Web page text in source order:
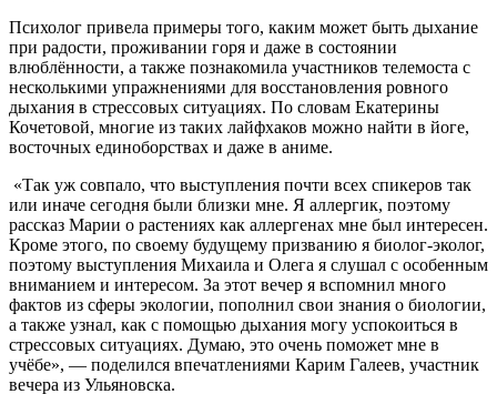
Психолог привела примеры того, каким может быть дыхание
при радости, проживании горя и даже в состоянии
влюблённости, а также познакомила участников телемоста с
несколькими упражнениями для восстановления ровного
дыхания в стрессовых ситуациях. По словам Екатерины
Кочетовой, многие из таких лайфхаков можно найти в йоге,
восточных единоборствах и даже в аниме.
«Так уж совпало, что выступления почти всех спикеров так
или иначе сегодня были близки мне. Я аллергик, поэтому
рассказ Марии о растениях как аллергенах мне был интересен.
Кроме этого, по своему будущему призванию я биолог-эколог,
поэтому выступления Михаила и Олега я слушал с особенным
вниманием и интересом. За этот вечер я вспомнил много
фактов из сферы экологии, пополнил свои знания о биологии,
а также узнал, как с помощью дыхания могу успокоиться в
стрессовых ситуациях. Думаю, это очень поможет мне в
учёбе», — поделился впечатлениями Карим Галеев, участник
вечера из Ульяновска.